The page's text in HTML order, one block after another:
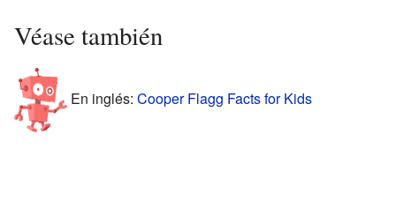
Véase también
En inglés: Cooper Flagg Facts for Kids